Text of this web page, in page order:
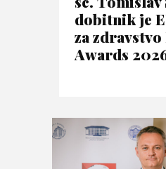
dobitnik je
za zdravstvo
Awards